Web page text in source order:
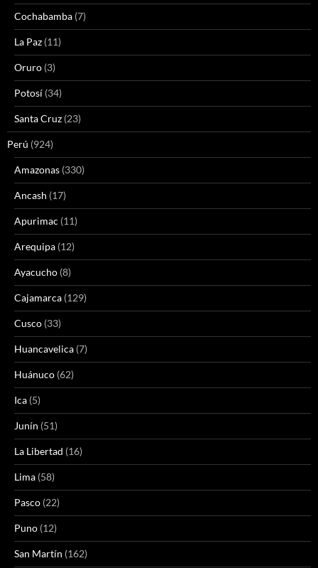
Cochabamba (7)
La Paz (11)
Oruro (3)
Potosí (34)
Santa Cruz (23)
Perú (924)
Amazonas (330)
Ancash (17)
Apurimac (11)
Arequipa (12)
Ayacucho (8)
Cajamarca (129)
Cusco (33)
Huancavelica (7)
Huánuco (62)
Ica (5)
Junín (51)
La Libertad (16)
Lima (58)
Pasco (22)
Puno (12)
San Martín (162)